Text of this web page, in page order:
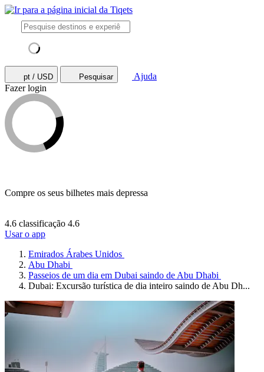
pt / USD Pesquisar
Ajuda
Fazer login
Compre os seus bilhetes mais depressa
4.6 classificação 4.6
Usar o app
Emirados Árabes Unidos
Abu Dhabi
Passeios de um dia em Dubai saindo de Abu Dhabi
Dubai: Excursão turística de dia inteiro saindo de Abu Dh...